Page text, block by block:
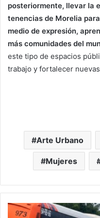
posteriormente, llevar la
tenencias de Morelia
medio de expresión,
más comunidades del
este tipo de espacios
trabajo y fortalecer
Arte Urbano
Mujeres
Choque